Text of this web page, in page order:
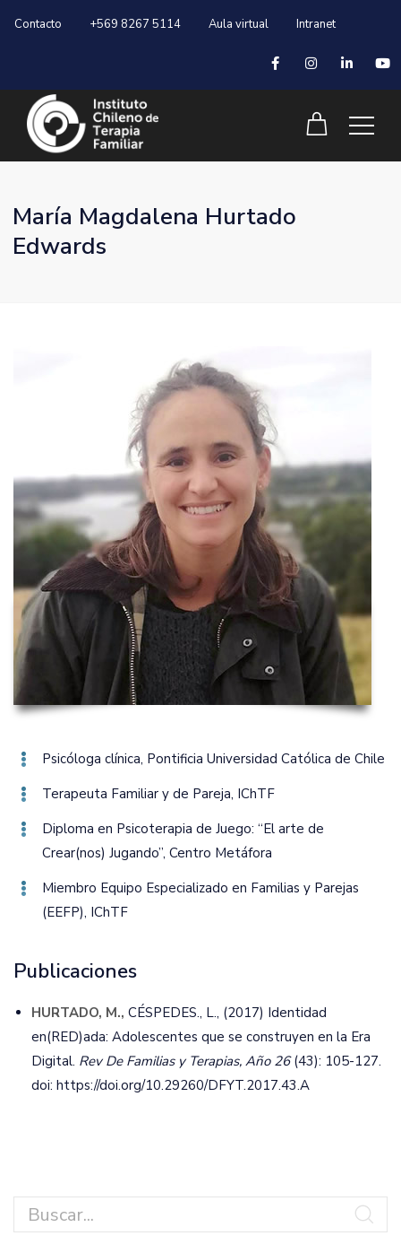
Contacto +569 8267 5114 Aula virtual Intranet
María Magdalena Hurtado
Edwards
Psicóloga clínica‚ Pontificia Universidad Católica de Chile
Terapeuta Familiar y de Pareja‚ IChTF
Diploma en Psicoterapia de Juego: “El arte de
Crear(nos) Jugando”‚ Centro Metáfora
Miembro Equipo Especializado en Familias y Parejas
(EEFP)‚ IChTF
Publicaciones
HURTADO, M., CÉSPEDES., L., (2017) Identidad
en(RED)ada: Adolescentes que se construyen en la Era
Digital. Rev De Familias y Terapias, Año 26(43): 105-127.
doi: https://doi.org/10.29260/DFYT.2017.43.A